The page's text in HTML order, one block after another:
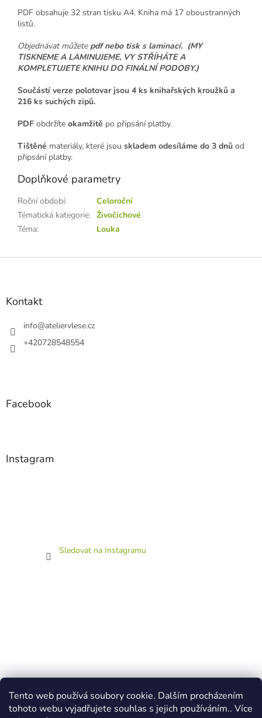
Tento web používá soubory cookie. Dalším procházením
tohoto webu vyjadřujete souhlas s jejich používáním.. Více
PDF obsahuje 32 stran tisku A4. Kniha má 17 oboustranných
listů.
Objednávat můžetepdf nebo tisk s laminací. (MY
TISKNEME A LAMINUJEME, VY STŘÍHÁTE A
KOMPLETUJETE KNIHU DO FINÁLNÍ PODOBY.)
Součástí verze polotovar jsou 4 ks knihařských kroužků a
216 ks suchých zipů.
PDF obdržíte okamžitě po připsání platby.
Tištěné materiály, které jsou skladem odesíláme do 3 dnů od
připsání platby.
Doplňkové parametry
Roční období:
Celoroční
Tématická kategorie: Živočichové
Téma: Louka
Z
Kontakt
info@ateliervlese.cz
+420728548554
Facebook
Instagram
Sledovat na Instagramu